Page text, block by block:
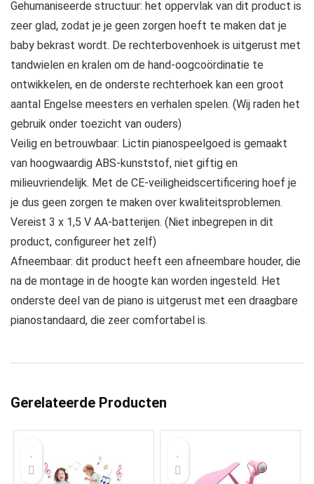
Gehumaniseerde structuur: het oppervlak van dit product is
zeer glad, zodat je je geen zorgen hoeft te maken dat je
baby bekrast wordt. De rechterbovenhoek is uitgerust met
tandwielen en kralen om de hand-oogcoördinatie te
ontwikkelen, en de onderste rechterhoek kan een groot
aantal Engelse meesters en verhalen spelen. (Wij raden het
gebruik onder toezicht van ouders)
Veilig en betrouwbaar: Lictin pianospeelgoed is gemaakt
van hoogwaardig ABS-kunststof, niet giftig en
milieuvriendelijk. Met de CE-veiligheidscertificering hoef je
je dus geen zorgen te maken over kwaliteitsproblemen.
Vereist 3 x 1,5 V AA-batterijen. (Niet inbegrepen in dit
product, configureer het zelf)
Afneembaar: dit product heeft een afneembare houder, die
na de montage in de hoogte kan worden ingesteld. Het
onderste deel van de piano is uitgerust met een draagbare
pianostandaard, die zeer comfortabel is.
Gerelateerde Producten